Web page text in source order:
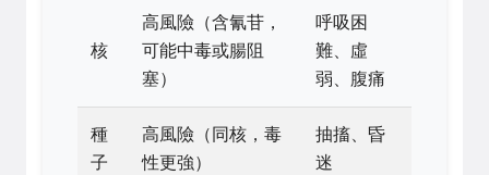
核
高風險（含氰苷，
可能中毒或腸阻
塞）
呼吸困
難、虛
弱、腹痛
種
子
高風險（同核，毒
性更強）
抽搐、昏
迷